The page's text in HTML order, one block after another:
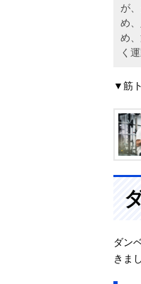
が
め
め
く
▼筋
ダン
きま